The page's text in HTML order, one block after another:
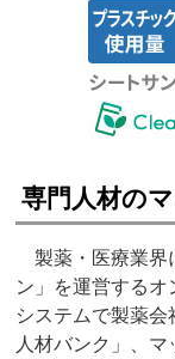
専門人材の
製薬・医療業界
ン」を運営する
システムで製薬
人材バンク」、